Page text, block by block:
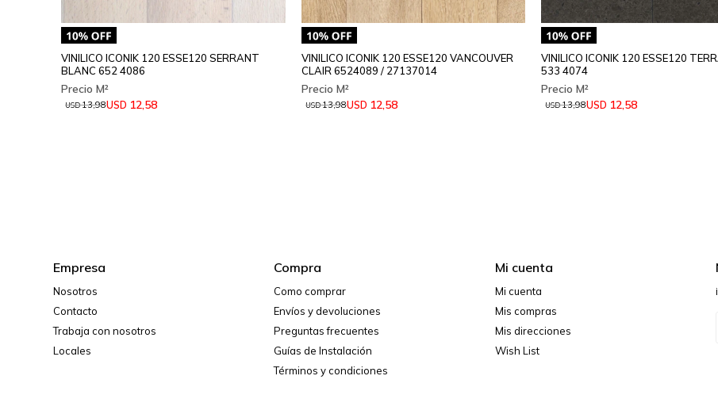
VINILICO ICONIK 120 ESSE120 SERRANT
BLANC 652 4086
USD 12,58
USD13,98
VINILICO ICONIK 120 ESSE120 VANCOUVER
CLAIR 6524089 / 27137014
USD 12,58
USD13,98
VINILICO ICONIK 120 ESSE120
533 4074
USD 12,58
USD13,98
Empresa
Nosotros
Contacto
Trabaja con nosotros
Locales
Compra
Como comprar
Envíos y devoluciones
Preguntas frecuentes
Guías de Instalación
Términos y condiciones
Mi cuenta
Mi cuenta
Mis compras
Mis direcciones
Wish List